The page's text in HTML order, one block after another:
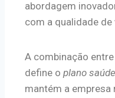
abordagem
com a qualidade
A combinação
define o plano
mantém a empresa